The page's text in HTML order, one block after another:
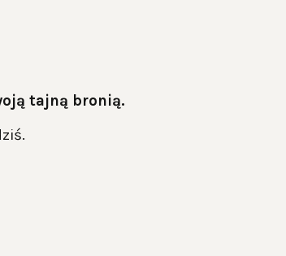
tajną bronią.